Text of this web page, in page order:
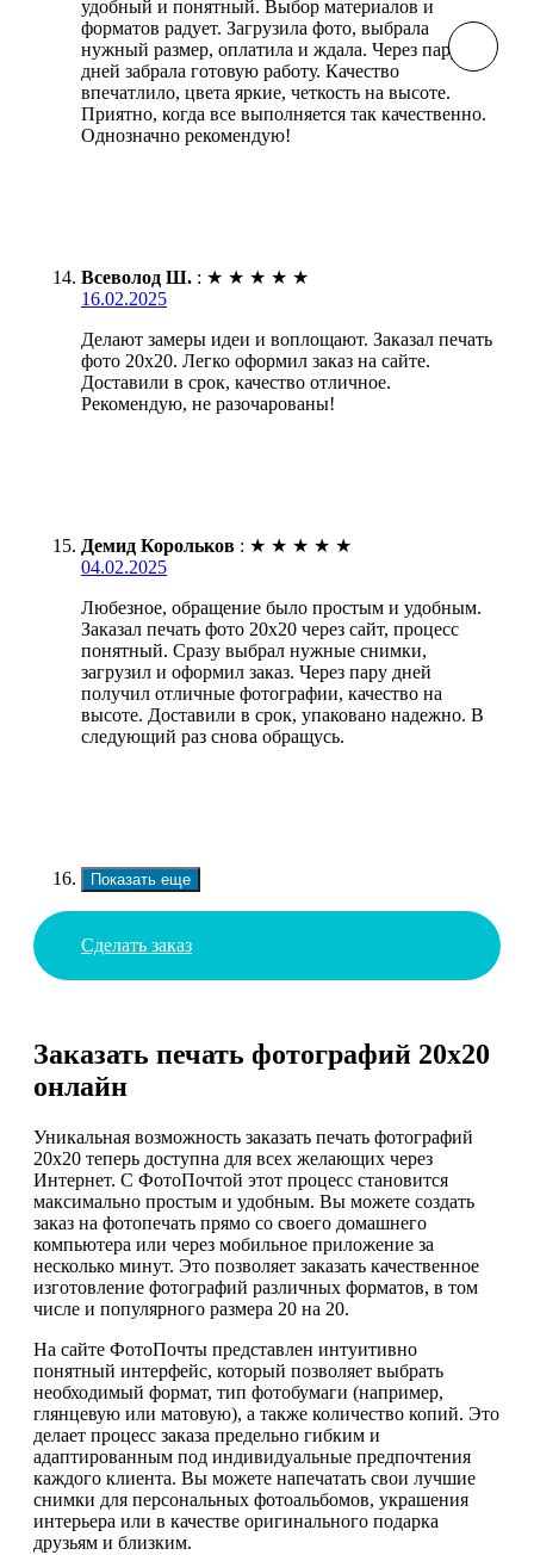
удобный и понятный. Выбор материалов и
форматов радует. Загрузила фото, выбрала
нужный размер, оплатила и ждала. Через пару
дней забрала готовую работу. Качество
впечатлило, цвета яркие, четкость на высоте.
Приятно, когда все выполняется так качественно.
Однозначно рекомендую!
Всеволод Ш. : ★ ★ ★ ★ ★
16.02.2025
Делают замеры идеи и воплощают. Заказал печать
фото 20х20. Легко оформил заказ на сайте.
Доставили в срок, качество отличное.
Рекомендую, не разочарованы!
Демид Корольков : ★ ★ ★ ★ ★
04.02.2025
Любезное, обращение было простым и удобным.
Заказал печать фото 20х20 через сайт, процесс
понятный. Сразу выбрал нужные снимки,
загрузил и оформил заказ. Через пару дней
получил отличные фотографии, качество на
высоте. Доставили в срок, упаковано надежно. В
следующий раз снова обращусь.
Показать еще
Сделать заказ
Заказать печать фотографий 20х20
онлайн
Уникальная возможность заказать печать фотографий
20х20 теперь доступна для всех желающих через
Интернет. С ФотоПочтой этот процесс становится
максимально простым и удобным. Вы можете создать
заказ на фотопечать прямо со своего домашнего
компьютера или через мобильное приложение за
несколько минут. Это позволяет заказать качественное
изготовление фотографий различных форматов, в том
числе и популярного размера 20 на 20.
На сайте ФотоПочты представлен интуитивно
понятный интерфейс, который позволяет выбрать
необходимый формат, тип фотобумаги (например,
глянцевую или матовую), а также количество копий. Это
делает процесс заказа предельно гибким и
адаптированным под индивидуальные предпочтения
каждого клиента. Вы можете напечатать свои лучшие
снимки для персональных фотоальбомов, украшения
интерьера или в качестве оригинального подарка
друзьям и близким.